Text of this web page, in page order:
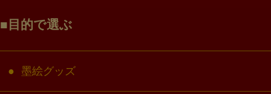
目的で選ぶ
墨絵グッズ